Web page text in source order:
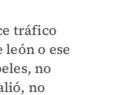
tráfico
león o ese
no
no